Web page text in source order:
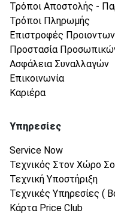
Τρόποι Αποστολής -
Τρόποι Πληρωμής
Επιστροφές Προιοντων
Προστασία
Ασφάλεια Συναλλαγών
Επικοινωνία
Καριέρα
Υπηρεσίες
Service Now
Τεχνικός Στον Χώρο
Τεχνική Υποστήριξη
Τεχνικές Υπηρεσίες (
Κάρτα Price Club